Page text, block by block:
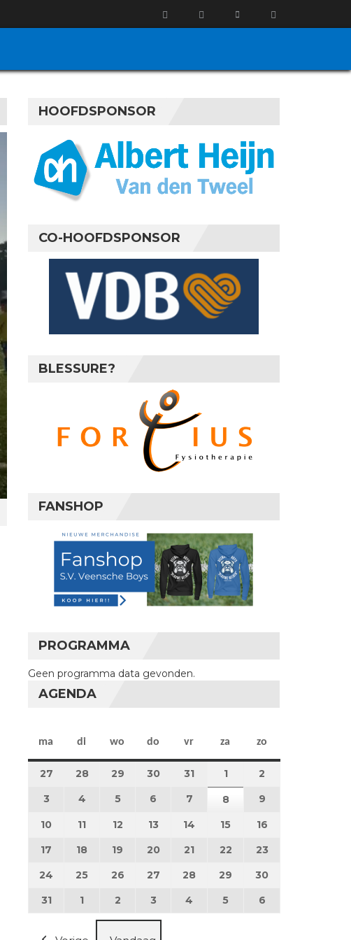
HOOFDSPONSOR
CO-HOOFDSPONSOR
BLESSURE?
FANSHOP
PROGRAMMA
Geen programma data gevonden.
AGENDA
ma maandag
di dinsdag
wo woensdag
do donderdag
vr vrijdag
za zaterdag
zo
27 27 juli 2026
28 28 juli 2026
29 29 juli 2026
3030 juli 2026
31 31 juli 2026
11 augustus 2026
2
3 3 augustus 2026
4 4 augustus 2026
55 augustus 2026
6 6 augustus 2026
7 7 augustus 2026
88 augustus 2026
9
10 10 augustus 2026
11 11 augustus 2026
12 12 augustus 2026
13 13 augustus 2026
14 14 augustus 2026
15 15 augustus 2026
16
17 17 augustus 2026
18 18 augustus 2026
19 19 augustus 2026
20 20 augustus 2026
21 21 augustus 2026
22 22 augustus 2026
23
24 24 augustus 2026
25 25 augustus 2026
26 26 augustus 2026
27 27 augustus 2026
28 28 augustus 2026
29 29 augustus 2026
30
3131 augustus 2026
1 1 september 2026
2 2 september 2026
3 3 september 2026
4 4 september 2026
5 5 september 2026
6